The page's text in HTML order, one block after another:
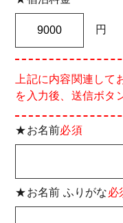
円
上記に内容関連し
を入力後、送信ボタ
★お名前必須
★お名前 ふりがな必